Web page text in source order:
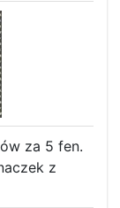
za 5 fen.
z